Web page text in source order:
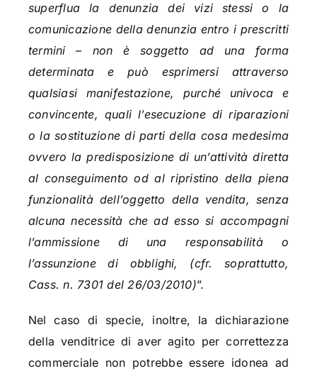
superflua la denunzia dei vizi stessi o la
comunicazione della denunzia entro i prescritti
termini – non è soggetto ad una forma
determinata e può esprimersi attraverso
qualsiasi manifestazione, purché univoca e
convincente, quali l’esecuzione di riparazioni
o la sostituzione di parti della cosa medesima
ovvero la predisposizione di un’attività diretta
al conseguimento od al ripristino della piena
funzionalità dell’oggetto della vendita, senza
alcuna necessità che ad esso si accompagni
l’ammissione di una responsabilità o
l’assunzione di obblighi, (cfr. soprattutto,
Cass. n. 7301 del 26/03/2010)”.
Nel caso di specie, inoltre, la dichiarazione
della venditrice di aver agito per correttezza
commerciale non potrebbe essere idonea ad